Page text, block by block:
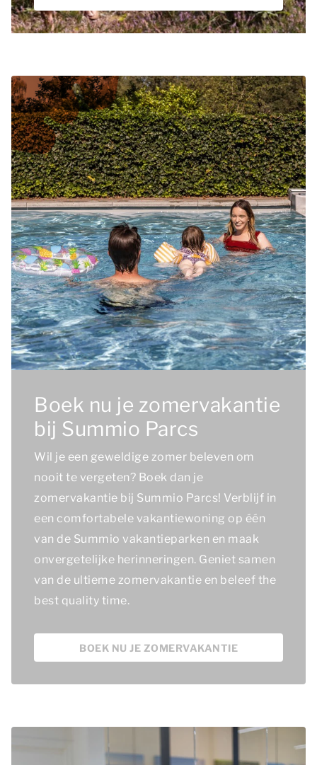
Boek nu je zomervakantie
bij Summio Parcs
Wil je een geweldige zomer beleven om
nooit te vergeten? Boek dan je
zomervakantie bij Summio Parcs! Verblijf in
een comfortabele vakantiewoning op één
van de Summio vakantieparken en maak
onvergetelijke herinneringen. Geniet samen
van de ultieme zomervakantie en beleef the
best quality time.
BOEK NU JE ZOMERVAKANTIE